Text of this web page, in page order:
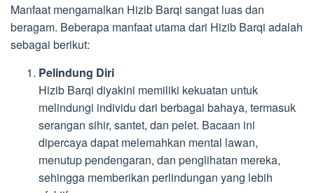
Manfaat mengamalkan Hizib Barqi sangat luas dan
beragam. Beberapa manfaat utama dari Hizib Barqi adalah
sebagai berikut:
Pelindung Diri
Hizib Barqi diyakini memiliki kekuatan untuk
melindungi individu dari berbagai bahaya, termasuk
serangan sihir, santet, dan pelet. Bacaan ini
dipercaya dapat melemahkan mental lawan,
menutup pendengaran, dan penglihatan mereka,
sehingga memberikan perlindungan yang lebih